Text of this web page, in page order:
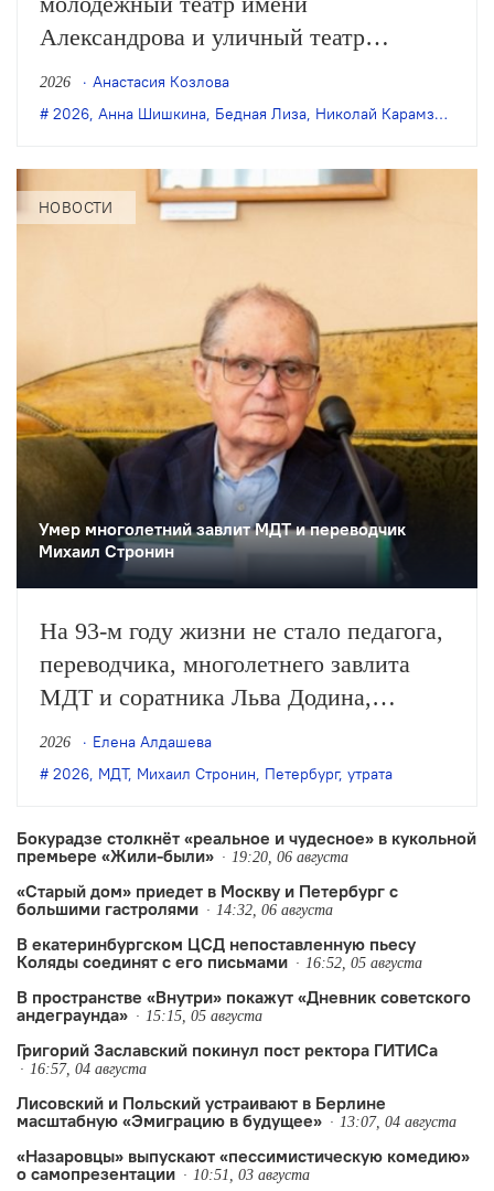
Александрова и уличный театр
«Странствующие куклы господина
Пэжо» из Санкт-Петербурга покажут
«Бедная Лиза» по одноимённой
повести Карамзина. Постановка
2026
Анастасия Козлова
2026, Анна Шишкина, Бедная Лиза, Николай Карамзин
НОВОСТИ
Умер многолетний завлит МДТ и переводчик
Михаил Стронин
На 93-м году жизни не стало педагога,
переводчика, многолетнего завлита
МДТ и соратника Льва Додина,
заслуженного деятеля искусств России
Михаила Стронина. О смерти
его близкие.
2026
Елена Алдашева
2026, МДТ, Михаил Стронин, Петербург, утрата
Бокурадзе столкнëт «реальное и чудесное» в кукольной
премьере «Жили-были»
19:20, 06 августа
«Старый дом» приедет в Москву и Петербург с
большими гастролями
14:32, 06 августа
В екатеринбургском ЦСД непоставленную пьесу
Коляды соединят с его письмами
16:52, 05 августа
В пространстве «Внутри» покажут «Дневник советского
андеграунда»
15:15, 05 августа
Григорий Заславский покинул пост ректора ГИТИСа
16:57, 04 августа
Лисовский и Польский устраивают в Берлине
масштабную «Эмиграцию в будущее»
13:07, 04 августа
«Назаровцы» выпускают «пессимистическую комедию»
о самопрезентации
10:51, 03 августа